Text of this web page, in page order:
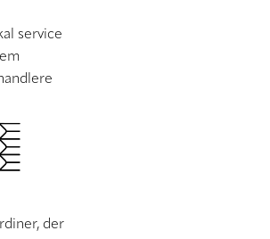
service
der